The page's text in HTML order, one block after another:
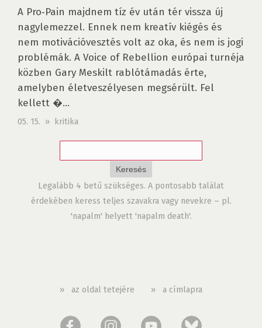
A Pro‑Pain majdnem tíz év után tér vissza új
nagylemezzel. Ennek nem kreatív kiégés és
nem motivációvesztés volt az oka, és nem is jogi
problémák. A Voice of Rebellion európai turnéja
közben Gary Meskilt rablótámadás érte,
amelyben életveszélyesen megsérült. Fel
kellett �...
05. 15. » kritika
Legalább 4 betű szükséges. A pontosabb találat
érdekében keress teljes szavakra vagy nevekre – pl.
'napalm' helyett 'napalm death'.
» az oldal tetejére » a címlapra